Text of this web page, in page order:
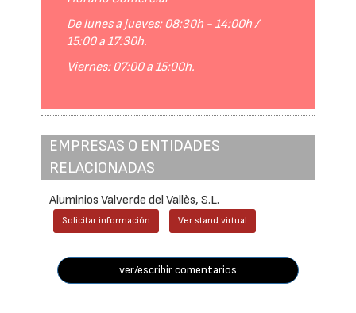
De lunes a jueves: 08:30h - 14:00h /
15:00 a 17:30h.
Viernes: 07:00 a 15:00h.
EMPRESAS O ENTIDADES
RELACIONADAS
Aluminios Valverde del Vallès, S.L.
Solicitar información Ver stand virtual
ver/escribir comentarios